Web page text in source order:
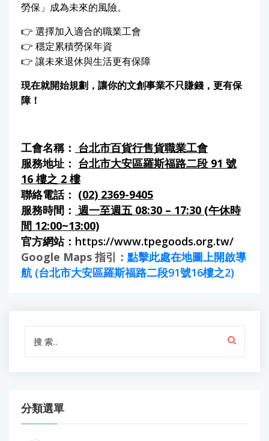
勞保」成為未來的風險。
👉 選擇加入適合的職業工會
👉 穩定累積勞保年資
👉 讓未來退休與生活更有保障
現在就開始規劃，讓你的文創事業不只賺錢，更有保
障！
工會名稱： 台北市百貨行售貨職業工會
服務地址： 台北市大安區羅斯福路二段 91 號
16 樓之 2 樓
聯絡電話： (02) 2369-9405
服務時間： 週一至週五 08:30 – 17:30 (午休時
間 12:00~13:00)
官方網站： https://www.tpegoods.org.tw/
Google Maps 指引： 點擊此處在地圖上開啟導
航 (台北市大安區羅斯福路二段91號16樓之2)
分類選單